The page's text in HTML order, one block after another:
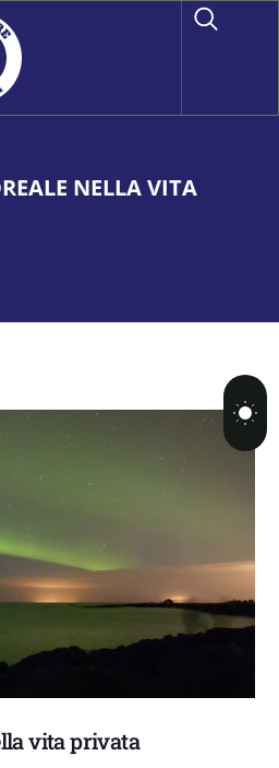
NELLA VITA
vita privata